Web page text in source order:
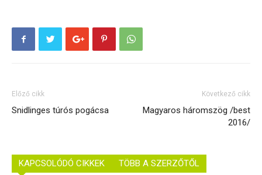
Előző cikk
Snidlinges túrós pogácsa
Következő cikk
Magyaros háromszög /best
2016/
KAPCSOLÓDÓ CIKKEK TÖBB A SZERZŐTŐL